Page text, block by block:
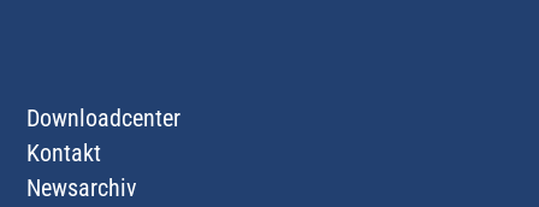
Downloadcenter
Kontakt
Newsarchiv